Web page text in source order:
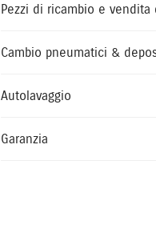
Pezzi di ricambio e vendita
Cambio pneumatici &
Autolavaggio
Garanzia